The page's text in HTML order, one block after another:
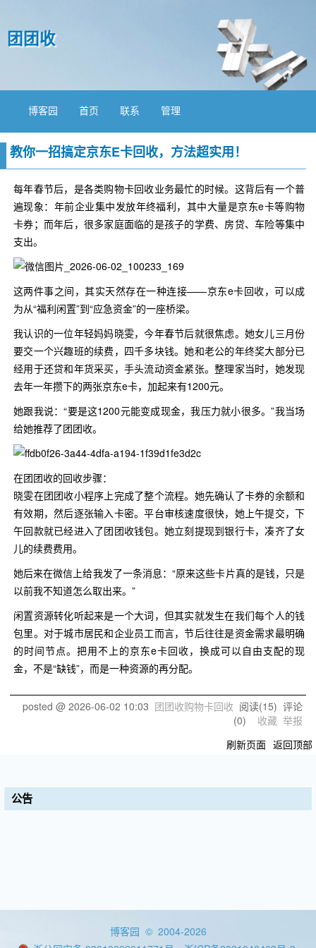
团团收
博客园 首页 联系 管理
教你一招搞定京东E卡回收，方法超实用！
每年春节后，是各类购物卡回收业务最忙的时候。这背后有一个普
遍现象：年前企业集中发放年终福利，其中大量是京东e卡等购物
卡券；而年后，很多家庭面临的是孩子的学费、房贷、车险等集中
支出。
这两件事之间，其实天然存在一种连接——京东e卡回收，可以成
为从“福利闲置”到“应急资金”的一座桥梁。
我认识的一位年轻妈妈晓雯，今年春节后就很焦虑。她女儿三月份
要交一个兴趣班的续费，四千多块钱。她和老公的年终奖大部分已
经用于还贷和年货采买，手头流动资金紧张。整理家当时，她发现
去年一年攒下的两张京东e卡，加起来有1200元。
她跟我说：“要是这1200元能变成现金，我压力就小很多。”我当场
给她推荐了团团收。
在团团收的回收步骤：
晓雯在团团收小程序上完成了整个流程。她先确认了卡券的余额和
有效期，然后逐张输入卡密。平台审核速度很快，她上午提交，下
午回款就已经进入了团团收钱包。她立刻提现到银行卡，凑齐了女
儿的续费费用。
她后来在微信上给我发了一条消息：“原来这些卡片真的是钱，只是
以前我不知道怎么取出来。”
闲置资源转化听起来是一个大词，但其实就发生在我们每个人的钱
包里。对于城市居民和企业员工而言，节后往往是资金需求最明确
的时间节点。把用不上的京东e卡回收，换成可以自由支配的现
金，不是“缺钱”，而是一种资源的再分配。
posted @ 2026-06-02 10:03 团团收购物卡回收 阅读(15) 评论
(0) 收藏 举报
刷新页面 返回顶部
公告
博客园 © 2004-2026